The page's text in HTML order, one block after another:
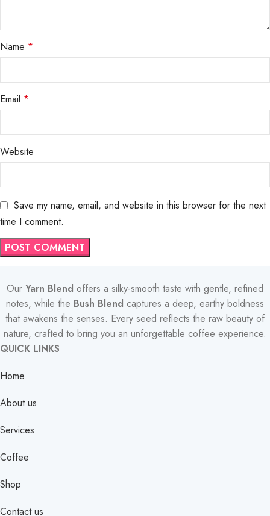
Name *
Email *
Website
Save my name, email, and website in this browser for the next
time I comment.
Our Yarn Blend offers a silky-smooth taste with gentle, refined
notes, while the Bush Blend captures a deep, earthy boldness
that awakens the senses. Every seed reflects the raw beauty of
nature, crafted to bring you an unforgettable coffee experience.
QUICK LINKS
Home
About us
Services
Coffee
Shop
Contact us